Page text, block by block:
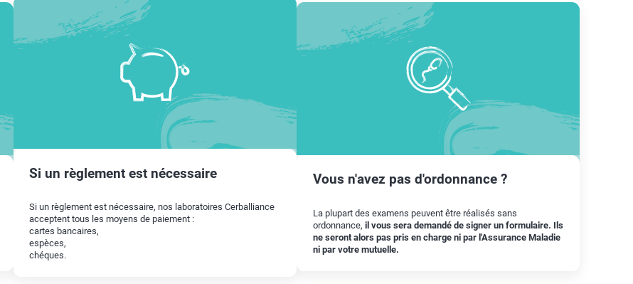
Si un règlement est nécessaire
Si un règlement est nécessaire, nos laboratoires Cerballiance
acceptent tous les moyens de paiement :
cartes bancaires,
espèces,
chéques.
Vous n'avez pas d'ordonnance ?
La plupart des examens peuvent être réalisés sans
ordonnance, il vous sera demandé de signer un formulaire. Ils
ne seront alors pas pris en charge ni par l'Assurance Maladie
ni par votre mutuelle.